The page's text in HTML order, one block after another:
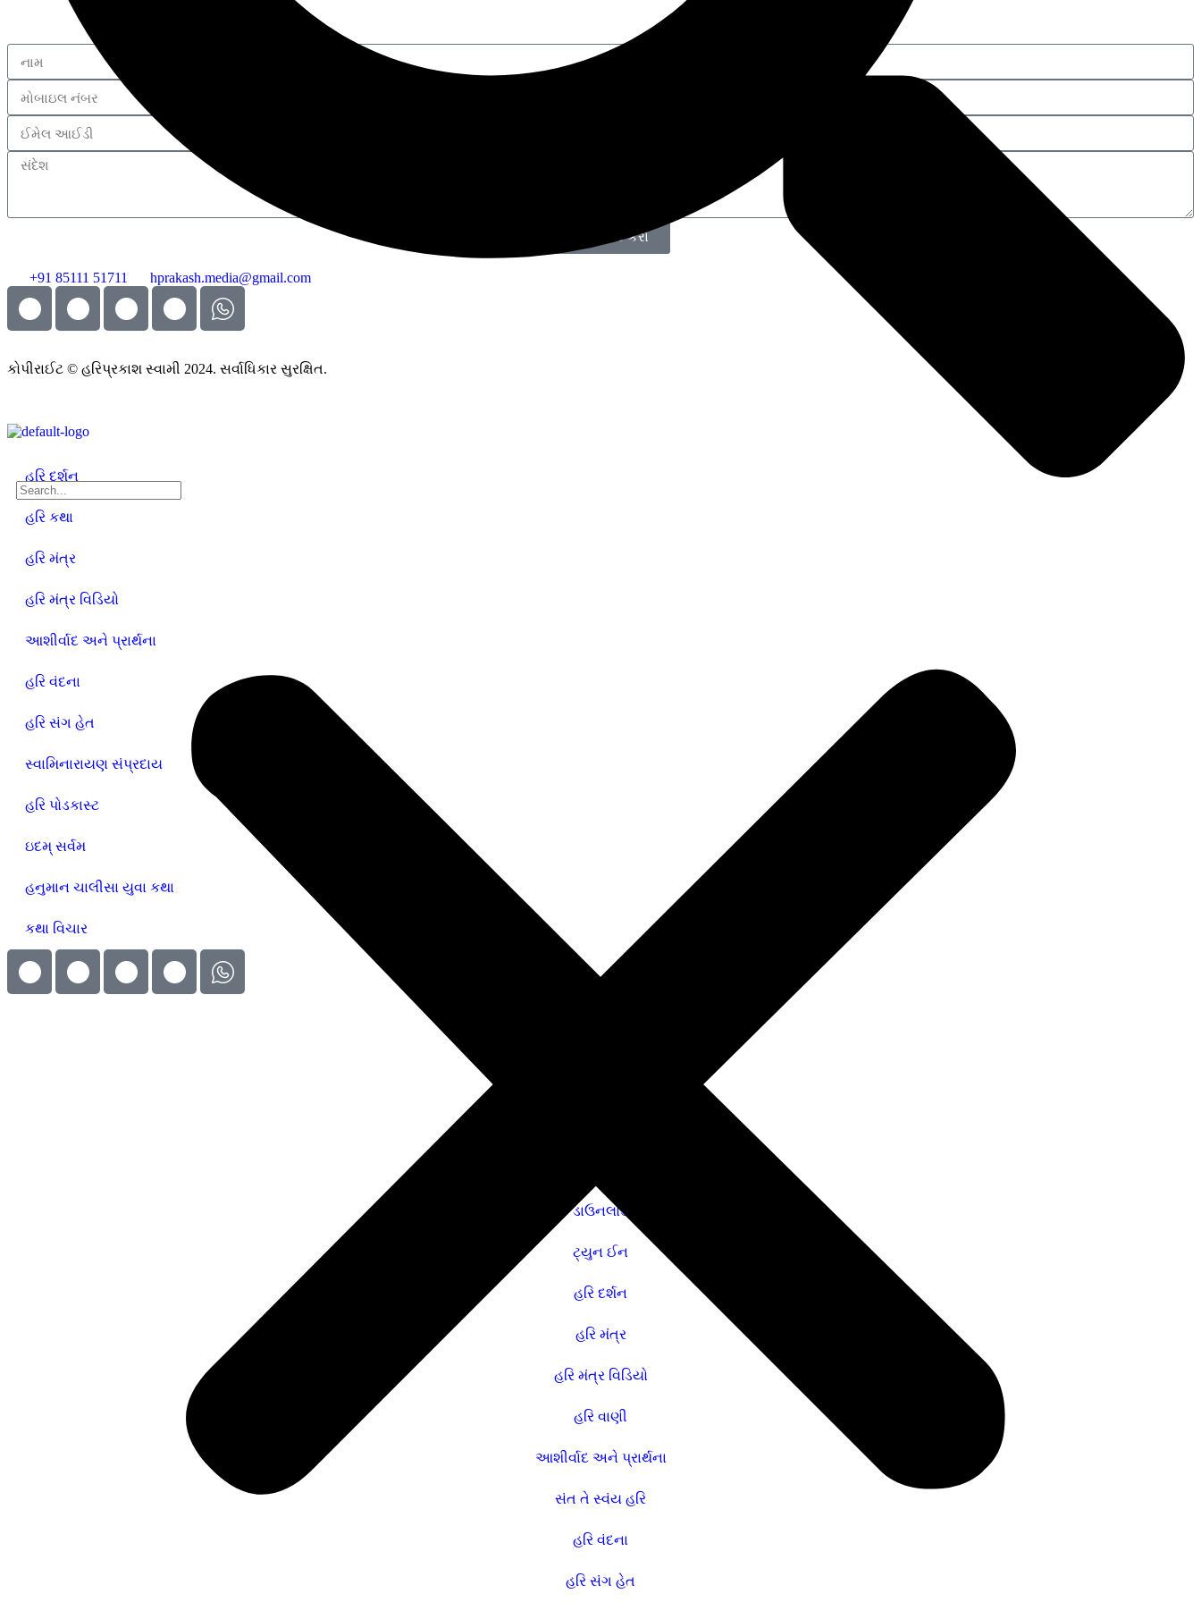
અમારો સંપર્ક કરો
+91 85111 51711 hprakash.media@gmail.com
કોપીરાઈટ © હરિપ્રકાશ સ્વામી 2024. સર્વાધિકાર સુરક્ષિત.
હરિ દર્શન
હરિ કથા
હરિ મંત્ર
હરિ મંત્ર વિડિયો
આશીર્વાદ અને પ્રાર્થના
હરિ વંદના
હરિ સંગ હેત
સ્વામિનારાયણ સંપ્રદાય
હરિ પોડકાસ્ટ
ઇદમ્ સર્વમ
હનુમાન ચાલીસા યુવા કથા
કથા વિચાર
ડાઉનલોડ
ટ્યુન ઈન
હરિ દર્શન
હરિ મંત્ર
હરિ મંત્ર વિડિયો
હરિ વાણી
આશીર્વાદ અને પ્રાર્થના
સંત તે સ્વંય હરિ
હરિ વંદના
હરિ સંગ હેત